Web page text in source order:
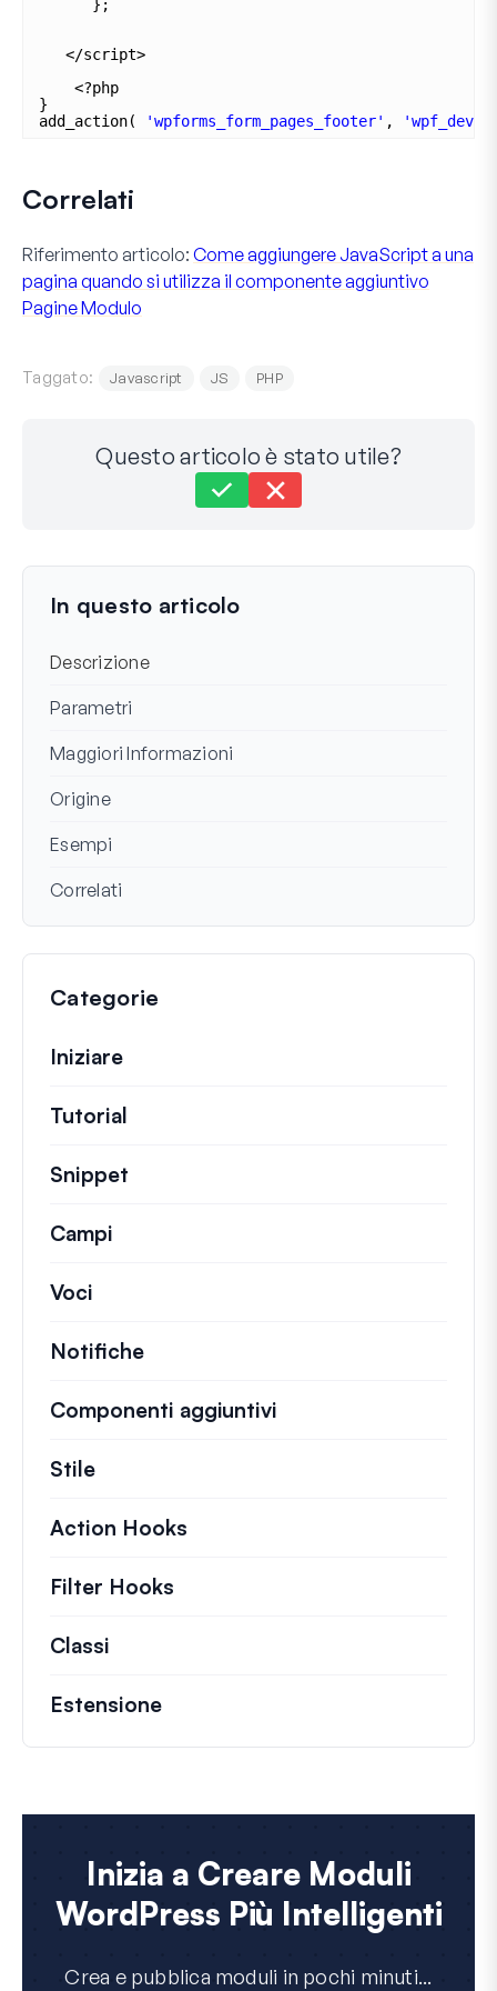
};
</script>
<?php
}
add_action(
'wpforms_form_pages_footer' ,
Correlati
Riferimento articolo: Come aggiungere JavaScript a una
pagina quando si utilizza il componente aggiuntivo
Pagine Modulo
Taggato: Javascript JS PHP
Questo articolo è stato utile?
Ultimo aggiornamento il 16 dic 2024
In questo articolo
Descrizione
Parametri
Maggiori Informazioni
Origine
Esempi
Correlati
Categorie
Iniziare
Tutorial
Snippet
Campi
Voci
Notifiche
Componenti aggiuntivi
Stile
Action Hooks
Filter Hooks
Classi
Estensione
Inizia a Creare Moduli
WordPress Più Intelligenti
Crea e pubblica moduli in pochi minuti...